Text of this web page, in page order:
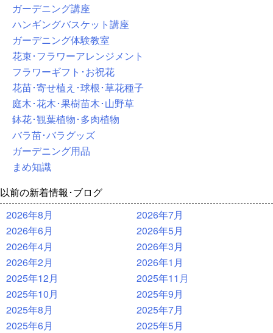
ガーデニング講座
ハンギングバスケット講座
ガーデニング体験教室
花束･フラワーアレンジメント
フラワーギフト･お祝花
花苗･寄せ植え･球根･草花種子
庭木･花木･果樹苗木･山野草
鉢花･観葉植物･多肉植物
バラ苗･バラグッズ
ガーデニング用品
まめ知識
以前の新着情報･ブログ
2026年8月
2026年7月
2026年6月
2026年5月
2026年4月
2026年3月
2026年2月
2026年1月
2025年12月
2025年11月
2025年10月
2025年9月
2025年8月
2025年7月
2025年6月
2025年5月